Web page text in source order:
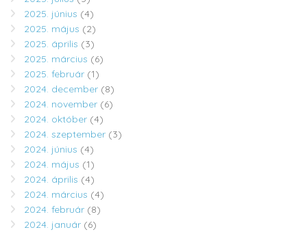
2025. június (4)
2025. május (2)
2025. április (3)
2025. március (6)
2025. február (1)
2024. december (8)
2024. november (6)
2024. október (4)
2024. szeptember (3)
2024. június (4)
2024. május (1)
2024. április (4)
2024. március (4)
2024. február (8)
2024. január (6)